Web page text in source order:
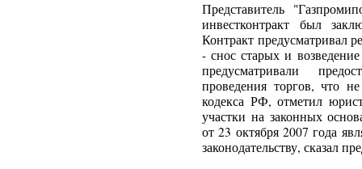
Представитель
инвестконтракт был
Контракт предусматривал
- снос старых и
предусматривали
проведения торгов, что
кодекса РФ, отметил
участки на законных
от 23 октября 2007 года
законодательству, сказал